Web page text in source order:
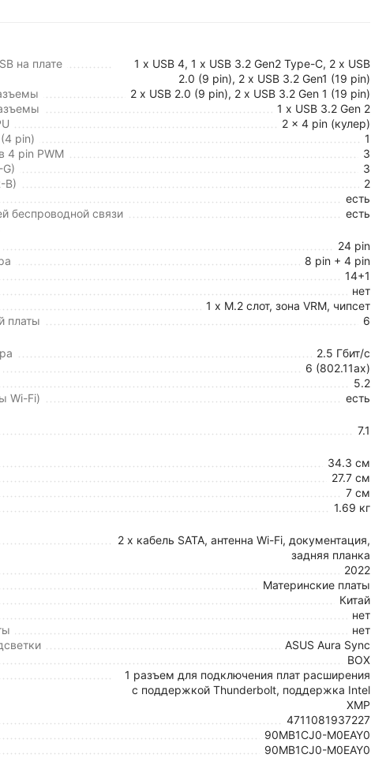
на плате
1 x USB 4, 1 х USB 3.2 Gen2 Type-C, 2 x USB
2.0 (9 pin), 2 x USB 3.2 Gen1 (19 pin)
2 x USB 2.0 (9 pin), 2 x USB 3.2 Gen 1 (19 pin)
1 x USB 3.2 Gen 2
2 x 4 pin (кулер)
pin)
1
4 pin PWM
3
3
B)
2
есть
беспроводной связи
есть
24 pin
8 pin + 4 pin
14+1
нет
1 x M.2 слот, зона VRM, чипсет
платы
6
2.5 Гбит/с
6 (802.11ax)
5.2
Wi-Fi)
есть
7.1
34.3 см
27.7 см
7 см
1.69 кг
2 x кабель SATA, антенна Wi-Fi, документация,
задняя планка
2022
Материнские платы
Китай
нет
нет
ASUS Aura Sync
BOX
1 разъем для подключения плат расширения
с поддержкой Thunderbolt, поддержка Intel
XMP
4711081937227
90MB1CJ0-M0EAY0
90MB1CJ0-M0EAY0